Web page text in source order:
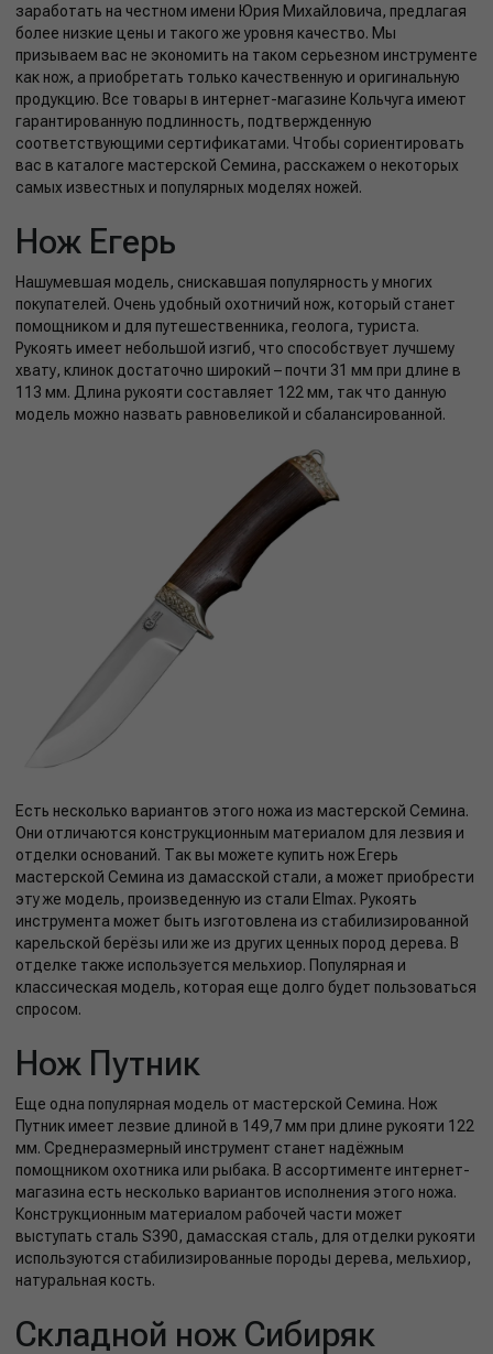
заработать на честном имени Юрия Михайловича, предлагая
более низкие цены и такого же уровня качество. Мы
призываем вас не экономить на таком серьезном инструменте
как нож, а приобретать только качественную и оригинальную
продукцию. Все товары в интернет-магазине Кольчуга имеют
гарантированную подлинность, подтвержденную
соответствующими сертификатами. Чтобы сориентировать
вас в каталоге мастерской Семина, расскажем о некоторых
самых известных и популярных моделях ножей.
Нож Егерь
Нашумевшая модель, снискавшая популярность у многих
покупателей. Очень удобный охотничий нож, который станет
помощником и для путешественника, геолога, туриста.
Рукоять имеет небольшой изгиб, что способствует лучшему
хвату, клинок достаточно широкий – почти 31 мм при длине в
113 мм. Длина рукояти составляет 122 мм, так что данную
модель можно назвать равновеликой и сбалансированной.
Есть несколько вариантов этого ножа из мастерской Семина.
Они отличаются конструкционным материалом для лезвия и
отделки оснований. Так вы можете купить нож Егерь
мастерской Семина из дамасской стали, а может приобрести
эту же модель, произведенную из стали Elmax. Рукоять
инструмента может быть изготовлена из стабилизированной
карельской берёзы или же из других ценных пород дерева. В
отделке также используется мельхиор. Популярная и
классическая модель, которая еще долго будет пользоваться
спросом.
Нож Путник
Еще одна популярная модель от мастерской Семина. Нож
Путник имеет лезвие длиной в 149,7 мм при длине рукояти 122
мм. Среднеразмерный инструмент станет надёжным
помощником охотника или рыбака. В ассортименте интернет-
магазина есть несколько вариантов исполнения этого ножа.
Конструкционным материалом рабочей части может
выступать сталь S390, дамасская сталь, для отделки рукояти
используются стабилизированные породы дерева, мельхиор,
натуральная кость.
Складной нож Сибиряк